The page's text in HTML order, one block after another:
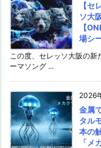
【
ソ大
【
場シ
この度、セレッソ大阪の新
ーマソング ...
2026
金属
タル
本の
「メ